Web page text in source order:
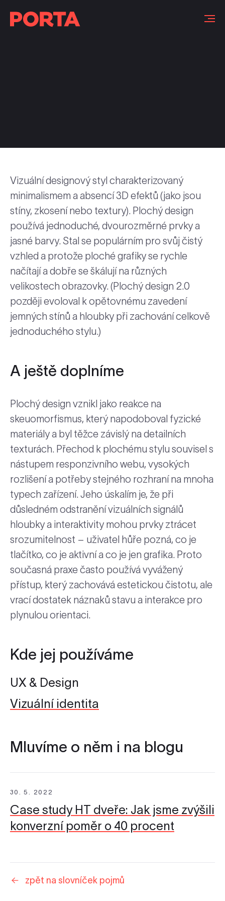
Vizuální designový styl charakterizovaný
minimalismem a absencí 3D efektů (jako jsou
stíny, zkosení nebo textury). Plochý design
používá jednoduché, dvourozměrné prvky a
jasné barvy. Stal se populárním pro svůj čistý
vzhled a protože ploché grafiky se rychle
načítají a dobře se škálují na různých
velikostech obrazovky. (Plochý design 2.0
později evoloval k opětovnému zavedení
jemných stínů a hloubky při zachování celkově
jednoduchého stylu.)
A ještě doplníme
Plochý design vznikl jako reakce na
skeuomorfismus, který napodoboval fyzické
materiály a byl těžce závislý na detailních
texturách. Přechod k plochému stylu souvisel s
nástupem responzivního webu, vysokých
rozlišení a potřeby stejného rozhraní na mnoha
typech zařízení. Jeho úskalím je, že při
důsledném odstranění vizuálních signálů
hloubky a interaktivity mohou prvky ztrácet
srozumitelnost – uživatel hůře pozná, co je
tlačítko, co je aktivní a co je jen grafika. Proto
současná praxe často používá vyvážený
přístup, který zachovává estetickou čistotu, ale
vrací dostatek náznaků stavu a interakce pro
plynulou orientaci.
Kde jej používáme
UX & Design
Vizuální identita
Mluvíme o něm i na blogu
30. 5. 2022
Case study HT dveře: Jak jsme zvýšili
konverzní poměr o 40 procent
zpět na slovníček pojmů